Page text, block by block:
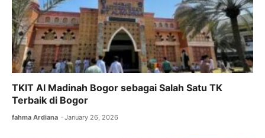
TKIT Al Madinah Bogor sebagai Salah Satu TK
Terbaik di Bogor
fahma Ardiana January 26, 2026